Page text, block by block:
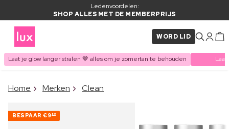
Ledenvoordelen:
SHOP ALLES MET DE MEMBERPRIJS
WORD LID
Laat je glow langer stralen 🤎 alles om je zomertan te behouden
ITEM TOEGEVOEGD AAN
Home Merken Clean
BESPAAR €9 50